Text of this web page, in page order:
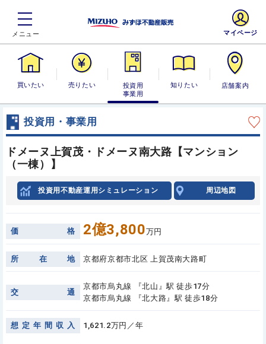
買いたい 売りたい
投資用・事業
用
知りたい 店舗案内
マイページ
投資用・事業用
ドメーヌ上賀茂・ドメーヌ南大路【マンション
（一棟）】
投資用不動産運用シミュレーション 周辺地図
価 格 2億3,800万円
所 在 地 京都府京都市北区 上賀茂南大路町
交 通
京都市烏丸線 『北山』駅 徒歩17分
京都市烏丸線 『北大路』駅 徒歩18分
想 定 年 間 収 入 1,621.2万円／年